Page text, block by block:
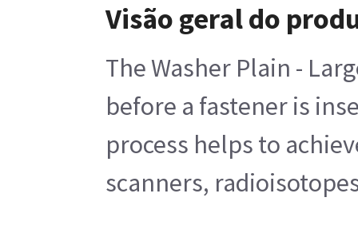
Visão geral do
The Washer Plain -
before a fastener is
process helps to
scanners,